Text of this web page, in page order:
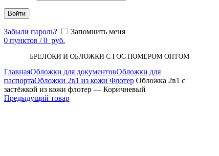
Войти
Забыли пароль?
Запомнить меня
0 пунктов / 0 руб.
БРЕЛОКИ И ОБЛОЖКИ С ГОС НОМЕРОМ ОПТОМ
ГлавнаяОбложки для документовОбложки для
паспортаОбложки 2в1 из кожи Флотер Обложка 2в1 с
застёжкой из кожи флотер — Коричневый
Предыдущий товар